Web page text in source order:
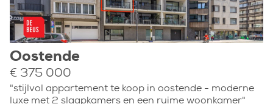
Oostende
€ 375 000
"stijlvol appartement te koop in oostende - moderne
luxe met 2 slaapkamers en een ruime woonkamer"